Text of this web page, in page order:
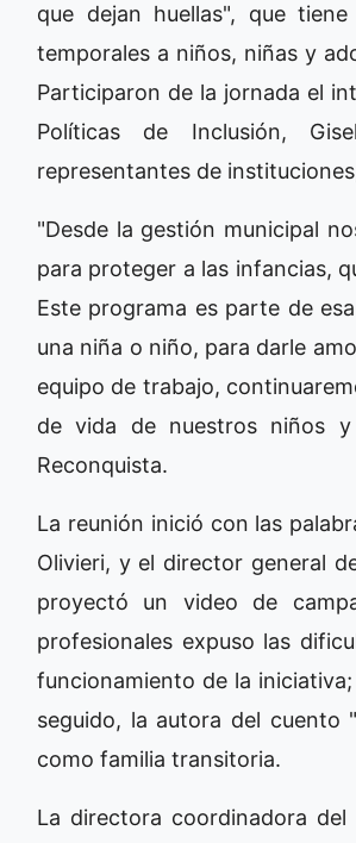
que dejan huellas", que
temporales a niños, niñas y
Participaron de la jornada el
Políticas de Inclusión,
representantes de
"Desde la gestión municipal
para proteger a las infancias,
Este programa es parte de
una niña o niño, para darle
equipo de trabajo,
de vida de nuestros niños
Reconquista.
La reunión inició con las
Olivieri, y el director general
proyectó un video de
profesionales expuso las
funcionamiento de la
seguido, la autora del cuento
como familia transitoria.
La directora coordinadora del